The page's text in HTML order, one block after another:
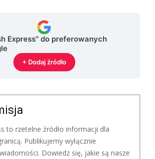
Express" do preferowanych
+ Dodaj źródło
to rzetelne źródło informacji dla
Publikujemy wyłącznie
Dowiedz się, jakie są nasze